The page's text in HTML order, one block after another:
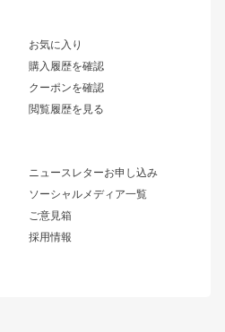
お気に入り
購入履歴を確認
クーポンを確認
閲覧履歴を見る
ニュースレターお申し込み
ソーシャルメディア一覧
ご意見箱
採用情報
ワンビア
ローレル
セフィーロ
キャラバン
まつど家 鉄漢